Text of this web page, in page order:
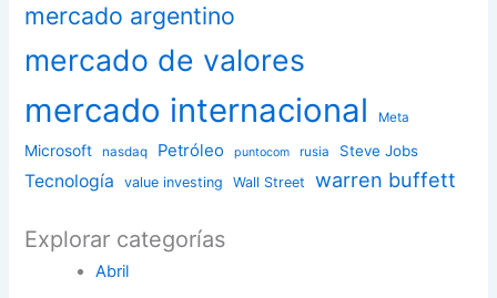
mercado argentino
mercado de valores
mercado internacional Meta
Microsoft nasdaq Petróleo puntocom rusia Steve Jobs
Tecnología value investing Wall Street warren buffett
Explorar categorías
Abril